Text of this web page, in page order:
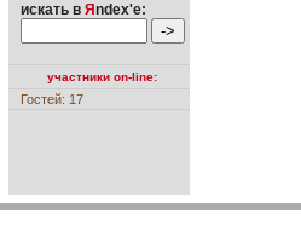
искать в Я ndex'е:
участники on-line:
Гостей: 17